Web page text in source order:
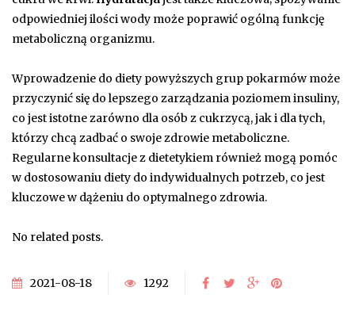
odpowiedniej ilości wody może poprawić ogólną funkcję
metaboliczną organizmu.
Wprowadzenie do diety powyższych grup pokarmów może
przyczynić się do lepszego zarządzania poziomem insuliny,
co jest istotne zarówno dla osób z cukrzycą, jak i dla tych,
którzy chcą zadbać o swoje zdrowie metaboliczne.
Regularne konsultacje z dietetykiem również mogą pomóc
w dostosowaniu diety do indywidualnych potrzeb, co jest
kluczowe w dążeniu do optymalnego zdrowia.
No related posts.
2021-08-18 1292